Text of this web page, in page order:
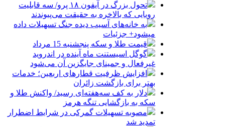
تحول بزرگ در آیفون ۱۸ پرو/ سه قابلیت
رویایی که بالاخره به حقیقت می‌پیوندند
به خانه‌های آسیب دیده جنگ تسهیلات داده
میشود+ جزئیات
قیمت طلا و سکه پنجشنبه 15 مرداد
گوگل اسیستنت ماه آینده در اندروید
غیرفعال و جمینای جایگزین آن می‌شود
افزایش ظرفیت قطارهای اربعین؛ خدمات
بهتر برای بازگشت زائران
دلار به کف سه‌هفته‌ای رسید/ واکنش طلا و
سکه به بازگشایی تنگه هرمز
مصوبه تسهیلات گمرکی در شرایط اضطرار
تمدید شد